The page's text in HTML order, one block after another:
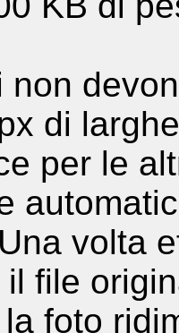
non
di
per le
volta
file
foto